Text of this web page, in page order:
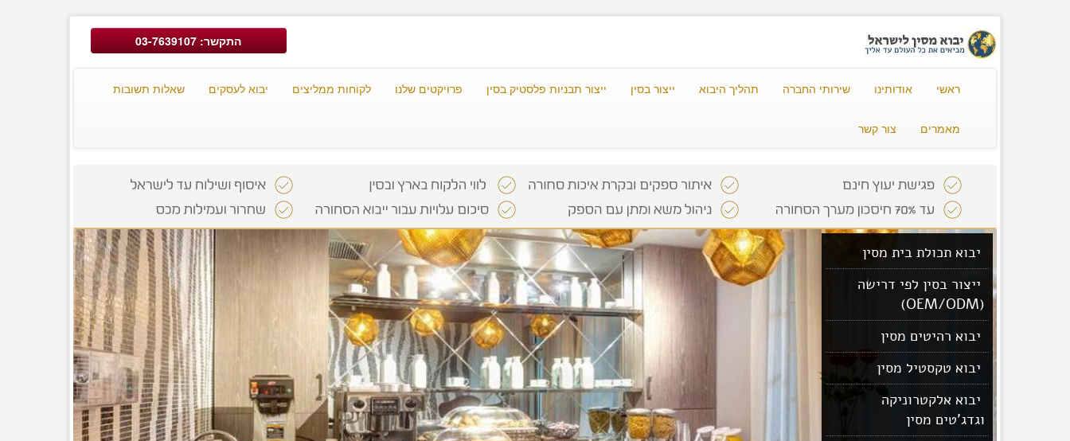
התקשר: 03-7639107
ראשי אודותינו שירותי החברה תהליך היבוא ייצור בסין ייצור תבניות פלסטיק בסין פרויקטים שלנו לקוחות ממליצים יבוא לעסקים שאלות תשובות
מאמרים צור קשר
יבוא תכולת בית מסין
ייצור בסין לפי דרישה
(OEM/ODM)
יבוא רהיטים מסין
יבוא טקסטיל מסין
יבוא אלקטרוניקה
וגדג'טים מסין